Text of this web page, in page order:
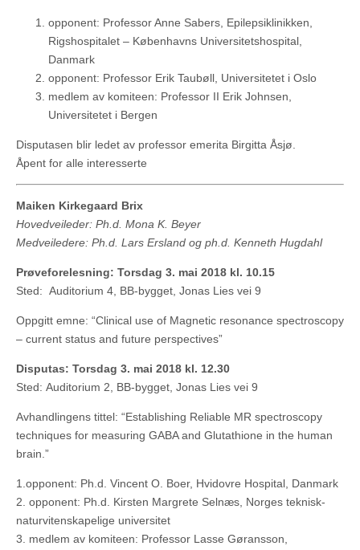
opponent: Professor Anne Sabers, Epilepsiklinikken,
Rigshospitalet – Københavns Universitetshospital,
Danmark
opponent: Professor Erik Taubøll, Universitetet i Oslo
medlem av komiteen: Professor II Erik Johnsen,
Universitetet i Bergen
Disputasen blir ledet av professor emerita Birgitta Åsjø.
Åpent for alle interesserte
Maiken Kirkegaard Brix
Hovedveileder: Ph.d. Mona K. Beyer
Medveiledere: Ph.d. Lars Ersland og ph.d. Kenneth Hugdahl
Prøveforelesning: Torsdag 3. mai 2018 kl. 10.15
Sted: Auditorium 4, BB-bygget, Jonas Lies vei 9
Oppgitt emne: “Clinical use of Magnetic resonance spectroscopy
– current status and future perspectives”
Disputas: Torsdag 3. mai 2018 kl. 12.30
Sted: Auditorium 2, BB-bygget, Jonas Lies vei 9
Avhandlingens tittel: “Establishing Reliable MR spectroscopy
techniques for measuring GABA and Glutathione in the human
brain.”
1.opponent: Ph.d. Vincent O. Boer, Hvidovre Hospital, Danmark
2. opponent: Ph.d. Kirsten Margrete Selnæs, Norges teknisk-
naturvitenskapelige universitet
3. medlem av komiteen: Professor Lasse Gøransson,